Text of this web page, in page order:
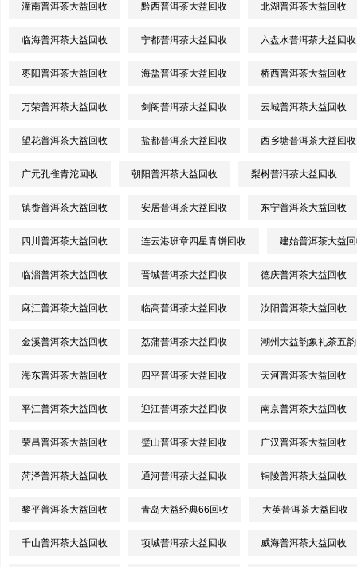
潼南普洱茶大益回收 黔西普洱茶大益回收 北湖普洱茶大益回收
临海普洱茶大益回收 宁都普洱茶大益回收 六盘水普洱茶大益回收
枣阳普洱茶大益回收 海盐普洱茶大益回收 桥西普洱茶大益回收
万荣普洱茶大益回收 剑阁普洱茶大益回收 云城普洱茶大益回收
望花普洱茶大益回收 盐都普洱茶大益回收 西乡塘普洱茶大益回收
广元孔雀青沱回收 朝阳普洱茶大益回收 梨树普洱茶大益回收
镇赉普洱茶大益回收 安居普洱茶大益回收 东宁普洱茶大益回收
四川普洱茶大益回收 连云港班章四星青饼回收 建始普洱茶大益
临淄普洱茶大益回收 晋城普洱茶大益回收 德庆普洱茶大益回收
麻江普洱茶大益回收 临高普洱茶大益回收 汝阳普洱茶大益回收
金溪普洱茶大益回收 荔蒲普洱茶大益回收 潮州大益韵象礼茶五
海东普洱茶大益回收 四平普洱茶大益回收 天河普洱茶大益回收
平江普洱茶大益回收 迎江普洱茶大益回收 南京普洱茶大益回收
荣昌普洱茶大益回收 璧山普洱茶大益回收 广汉普洱茶大益回收
菏泽普洱茶大益回收 通河普洱茶大益回收 铜陵普洱茶大益回收
黎平普洱茶大益回收 青岛大益经典66回收 大英普洱茶大益回收
千山普洱茶大益回收 项城普洱茶大益回收 威海普洱茶大益回收